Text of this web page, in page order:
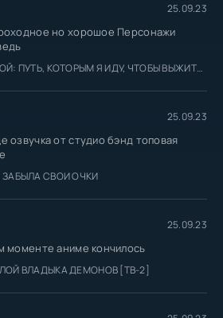
25.09.23
но хорошое Персонажи
КОТОРЫМ Я ИДУ, ЧТОБЫ ВЫЖИТЬ В ДРУГОМ МИРЕ
25.09.23
от студио бэнд топовая
СВОИ ОЧКИ
25.09.23
моменте аниме кончилось
ВЛАДЫКА ДЕМОНОВ [ТВ-2]